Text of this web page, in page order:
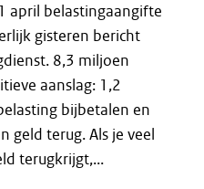
april belastingaangifte
gisteren bericht
8,3 miljoen
aanslag: 1,2
bijbetalen en
geld terug. Als je veel
terugkrijgt,...